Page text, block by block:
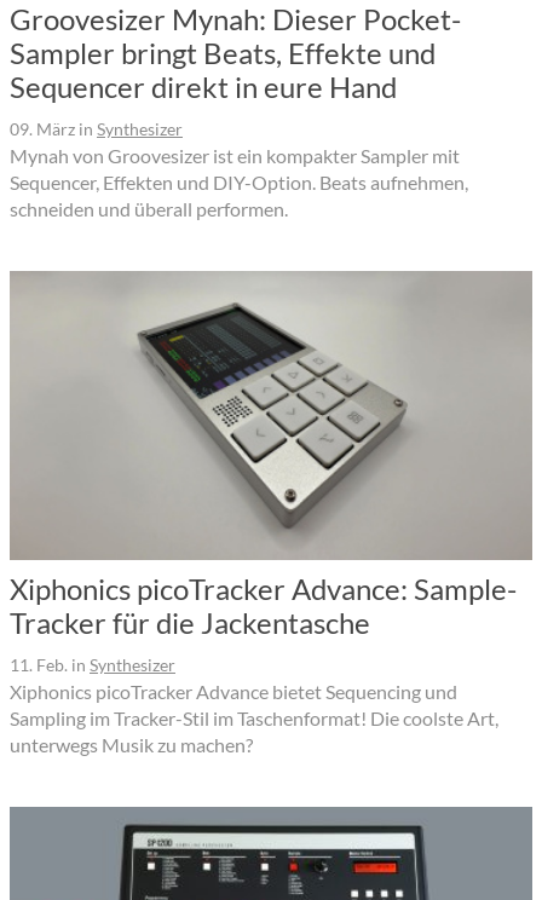
Groovesizer Mynah: Dieser Pocket-
Sampler bringt Beats, Effekte und
Sequencer direkt in eure Hand
09. März in Synthesizer
Mynah von Groovesizer ist ein kompakter Sampler mit
Sequencer, Effekten und DIY-Option. Beats aufnehmen,
schneiden und überall performen.
Xiphonics picoTracker Advance: Sample-
Tracker für die Jackentasche
11. Feb. in Synthesizer
Xiphonics picoTracker Advance bietet Sequencing und
Sampling im Tracker-Stil im Taschenformat! Die coolste Art,
unterwegs Musik zu machen?